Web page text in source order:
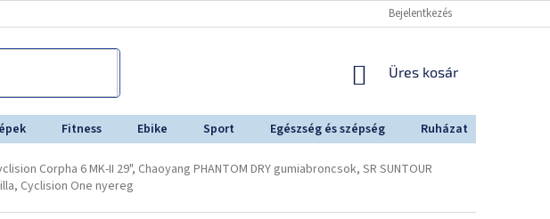
Bejelentkezés
KOSÁR
Üres kosár
Fitness Ebike Sport Egészség és szépség Ruházat
Corpha 6 MK-II 29", Chaoyang PHANTOM DRY gumiabroncsok, SR SUNTOUR
Cyclision One nyereg